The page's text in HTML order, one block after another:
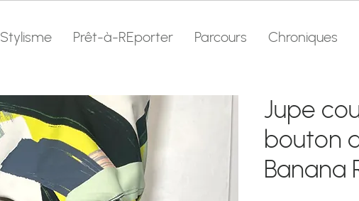
Stylisme Prêt-à-REporter Parcours Chroniques
Jupe
bouton
Banana